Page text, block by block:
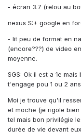
- écran 3.7 (relou au
nexus S:+ google en
- lit peu de format en
(encore???) de video
moyenne.
SGS: Ok il est a 1e
t'engage pou 1 ou 2
Moi je trouve qu'il
et moche (je rigole
tel mais bon privilégie
durée de vie devant